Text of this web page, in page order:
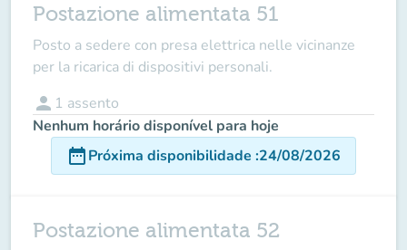
Postazione alimentata 51
Posto a sedere con presa elettrica nelle vicinanze
per la ricarica di dispositivi personali.
person 1 assento
Nenhum horário disponível para hoje
date_rangePróxima disponibilidade :24/08/2026
Postazione alimentata 52